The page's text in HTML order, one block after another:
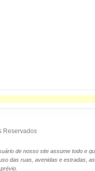
Reservados
de nosso site assume todo e
das ruas, avenidas e estradas,